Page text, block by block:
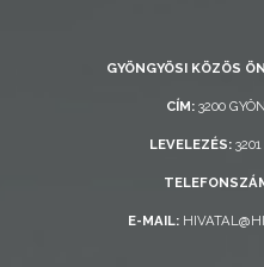
ÉPÜLŐGYÖNGYÖSI KÖZÖS
CÍM:3200
LEVELEZÉS:
E-MAIL: